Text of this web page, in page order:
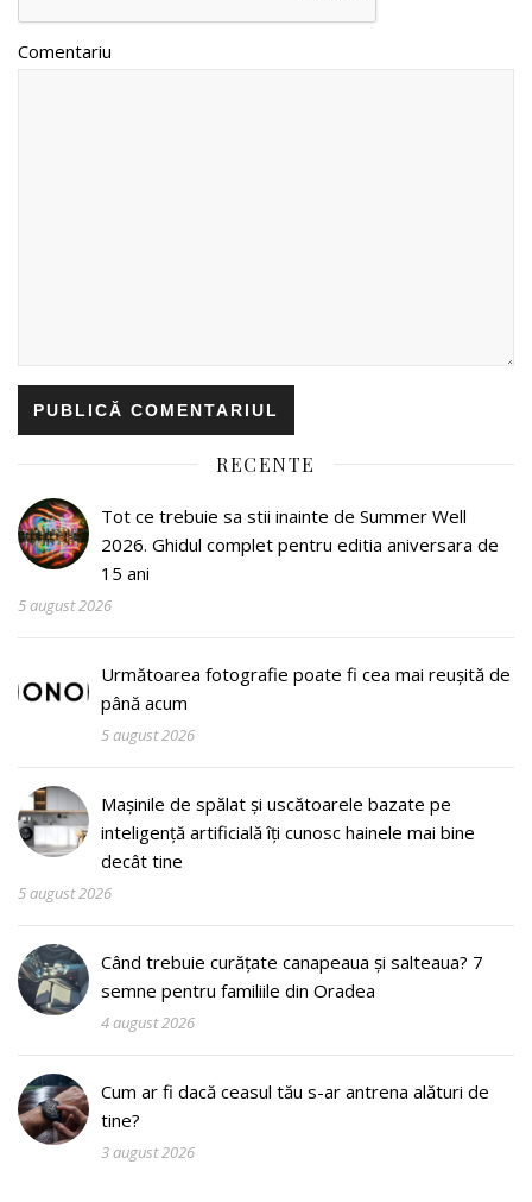
Comentariu
RECENTE
Tot ce trebuie sa stii inainte de Summer Well
2026. Ghidul complet pentru editia aniversara de
15 ani
5 august 2026
Următoarea fotografie poate fi cea mai reușită de
până acum
5 august 2026
Mașinile de spălat și uscătoarele bazate pe
inteligență artificială îți cunosc hainele mai bine
decât tine
5 august 2026
Când trebuie curățate canapeaua și salteaua? 7
semne pentru familiile din Oradea
4 august 2026
Cum ar fi dacă ceasul tău s-ar antrena alături de
tine?
3 august 2026